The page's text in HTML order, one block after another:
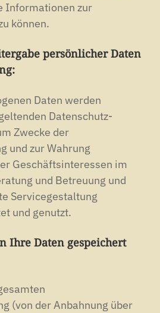
Informationen zur
können.
persönlicher Daten
Daten werden
Datenschutz-
Zwecke der
und zur Wahrung
Geschäftsinteressen im
und Betreuung und
Servicegestaltung
und genutzt.
Ihre Daten gespeichert
(von der Anbahnung über